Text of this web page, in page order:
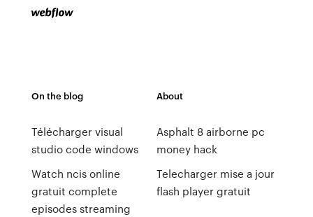
On the blog
Télécharger visual
studio code windows
Watch ncis online
gratuit complete
episodes streaming
About
Asphalt 8 airborne pc
money hack
Telecharger mise a jour
flash player gratuit